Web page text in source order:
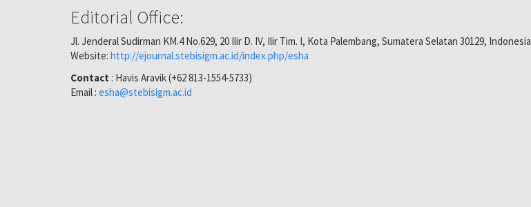
Editorial Office:
Jl. Jenderal Sudirman KM.4 No.629, 20 Ilir D. IV, Ilir Tim. I, Kota Palembang, Sumatera Selatan 30129, Indonesia
Website: http://ejournal.stebisigm.ac.id/index.php/esha
Contact : Havis Aravik (+62 813-1554-5733)
Email : esha@stebisigm.ac.id